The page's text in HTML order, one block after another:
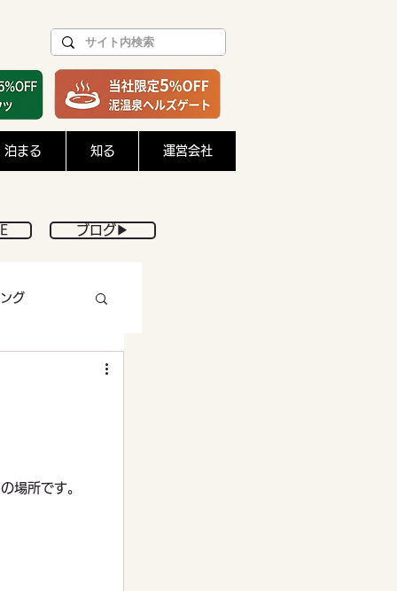
泊まる 知る 運営会社
ブログ▶︎
グ
場所です。